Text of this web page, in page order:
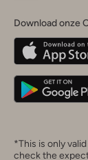
Download onze
*This is only
check the